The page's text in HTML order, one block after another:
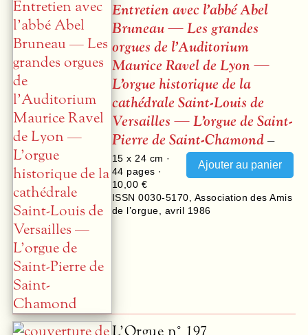
Entretien avec l’abbé Abel
Bruneau — Les grandes
orgues de l’Auditorium
Maurice Ravel de Lyon —
L’orgue historique de la
cathédrale Saint-Louis de
Versailles — L’orgue de Saint-
Pierre de Saint-Chamond–
15 x 24 cm ·
44 pages ·
10,00 €
ISSN 0030-5170 Association des Amis
de l’orgue
avril 1986